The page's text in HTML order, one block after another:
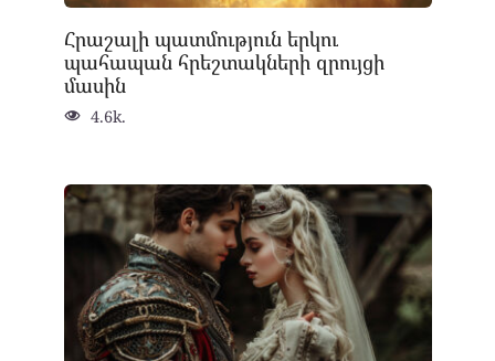
Հրաշալի պատմություն երկու
պահապան հրեշտակների զրույցի
մասին
4.6k.